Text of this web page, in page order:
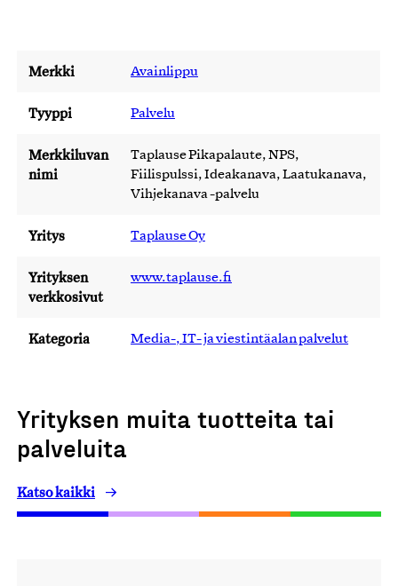
Merkki Avainlippu
Tyyppi Palvelu
Merkkiluvan
nimi
Taplause Pikapalaute, NPS,
Fiilispulssi, Ideakanava, Laatukanava,
Vihjekanava -palvelu
Yritys Taplause Oy
Yrityksen
verkkosivut
www.taplause.fi
Kategoria Media-, IT- ja viestintäalan palvelut
Yrityksen muita tuotteita tai
palveluita
Katso kaikki